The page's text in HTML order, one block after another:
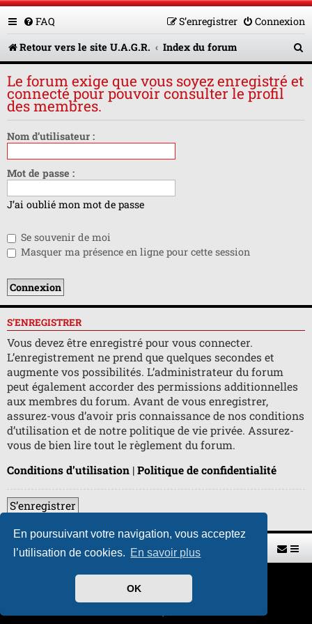
En poursuivant votre navigation, vous acceptez
l’utilisation de cookies. En savoir plus
OK
FAQ Connexion
S’enregistrer
Retour vers le site U.A.G.R.
Index du forum
e
Le forum exige que vous soyez enregistré et
connecté pour pouvoir consulter le profil
des membres.
Nom d’utilisateur :
Mot de passe :
J’ai oublié mon mot de passe
Se souvenir de moi
Masquer ma présence en ligne pour cette session
S’ENREGISTRER
Vous devez être enregistré pour vous connecter.
L’enregistrement ne prend que quelques secondes et
augmente vos possibilités. L’administrateur du forum
peut également accorder des permissions additionnelles
aux membres du forum. Avant de vous enregistrer,
assurez-vous d’avoir pris connaissance de nos conditions
d’utilisation et de notre politique de vie privée. Assurez-
vous de bien lire tout le règlement du forum.
Conditions d’utilisation | Politique de confidentialité
S’enregistrer
Retour vers le site U.A.G.R. Index du forum
Développé parphpBB® Forum Software © phpBB Limited
Traduit par
H. DREUILHE avec l'aide de CABOT